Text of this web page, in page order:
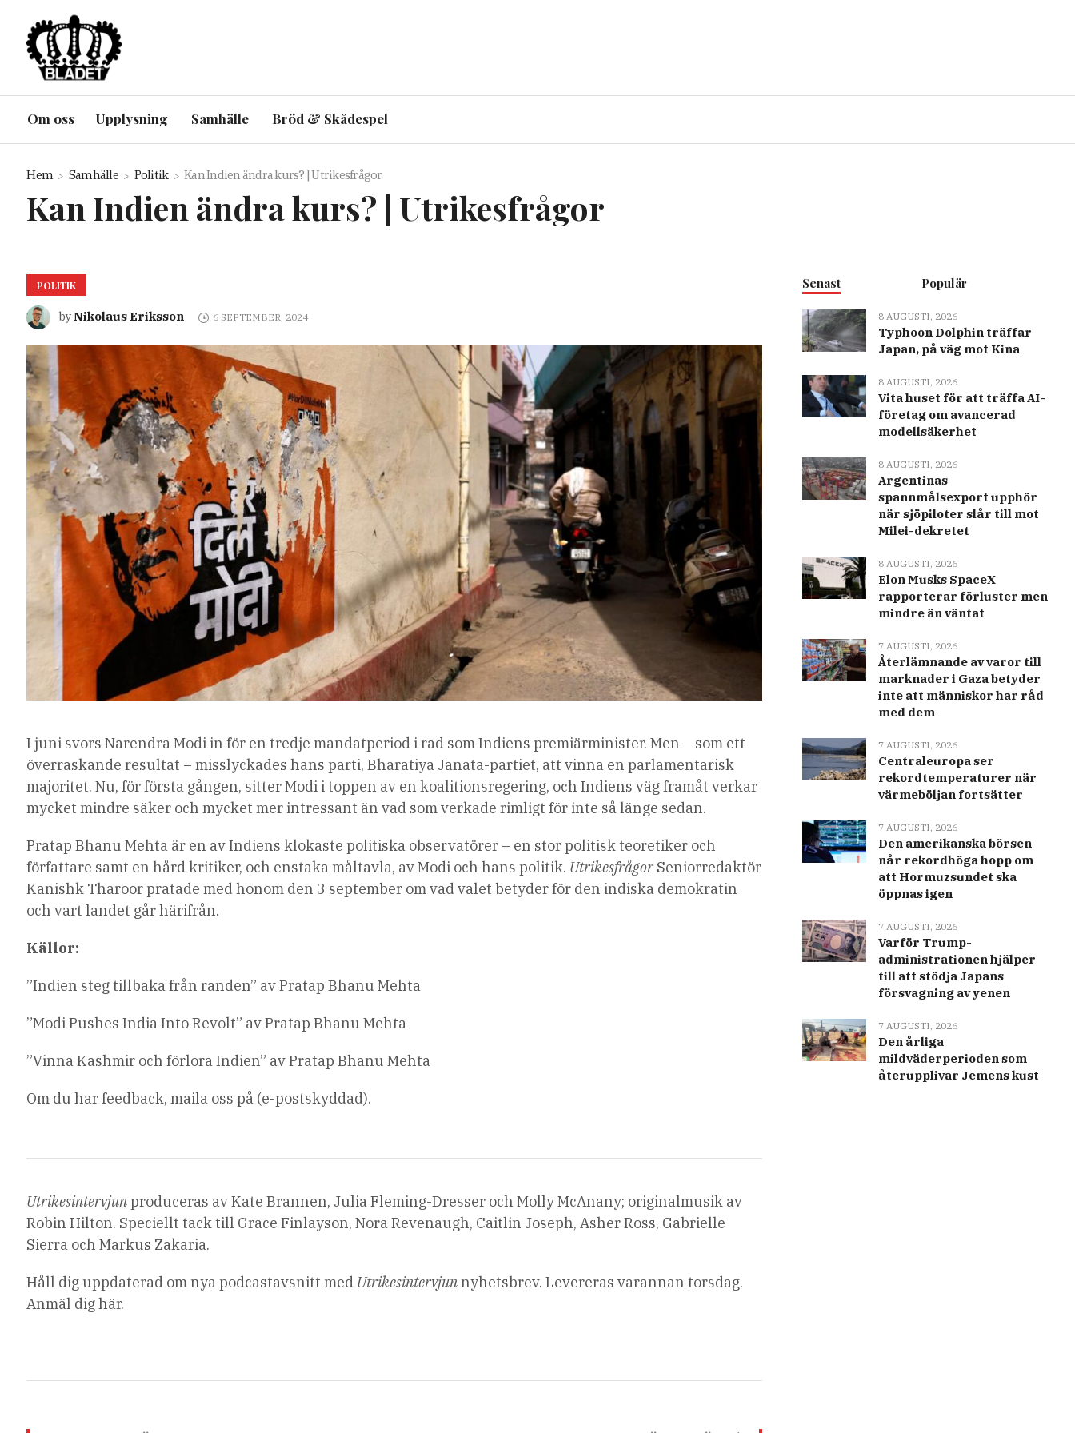
Om oss Upplysning Samhälle Bröd & Skådespel
Hem Samhälle Politik Kan Indien ändra kurs? | Utrikesfrågor
Kan Indien ändra kurs? | Utrikesfrågor
POLITIK
byNikolaus Eriksson 6 SEPTEMBER, 2024
I juni svors Narendra Modi in för en tredje mandatperiod i rad som Indiens premiärminister. Men – som ett
överraskande resultat – misslyckades hans parti, Bharatiya Janata-partiet, att vinna en parlamentarisk
majoritet. Nu, för första gången, sitter Modi i toppen av en koalitionsregering, och Indiens väg framåt verkar
mycket mindre säker och mycket mer intressant än vad som verkade rimligt för inte så länge sedan.
Pratap Bhanu Mehta är en av Indiens klokaste politiska observatörer – en stor politisk teoretiker och
författare samt en hård kritiker, och enstaka måltavla, av Modi och hans politik. UtrikesfrågorSeniorredaktör
Kanishk Tharoor pratade med honom den 3 september om vad valet betyder för den indiska demokratin
och vart landet går härifrån.
Källor:
”Indien steg tillbaka från randen” av Pratap Bhanu Mehta
”Modi Pushes India Into Revolt” av Pratap Bhanu Mehta
”Vinna Kashmir och förlora Indien” av Pratap Bhanu Mehta
Om du har feedback, maila oss på (e-postskyddad).
Utrikesintervjunproduceras av Kate Brannen, Julia Fleming-Dresser och Molly McAnany; originalmusik av
Robin Hilton. Speciellt tack till Grace Finlayson, Nora Revenaugh, Caitlin Joseph, Asher Ross, Gabrielle
Sierra och Markus Zakaria.
Håll dig uppdaterad om nya podcastavsnitt med Utrikesintervjunnyhetsbrev. Levereras varannan torsdag.
Anmäl dig här.
Senast Populär
8 AUGUSTI, 2026
Typhoon Dolphin träffar
Japan, på väg mot Kina
8 AUGUSTI, 2026
Vita huset för att träffa AI-
företag om avancerad
modellsäkerhet
8 AUGUSTI, 2026
Argentinas
spannmålsexport upphör
när sjöpiloter slår till mot
Milei-dekretet
8 AUGUSTI, 2026
Elon Musks SpaceX
rapporterar förluster men
mindre än väntat
7 AUGUSTI, 2026
Återlämnande av varor till
marknader i Gaza betyder
inte att människor har råd
med dem
7 AUGUSTI, 2026
Centraleuropa ser
rekordtemperaturer när
värmeböljan fortsätter
7 AUGUSTI, 2026
Den amerikanska börsen
når rekordhöga hopp om
att Hormuzsundet ska
öppnas igen
7 AUGUSTI, 2026
Varför Trump-
administrationen hjälper
till att stödja Japans
försvagning av yenen
7 AUGUSTI, 2026
Den årliga
mildväderperioden som
återupplivar Jemens kust